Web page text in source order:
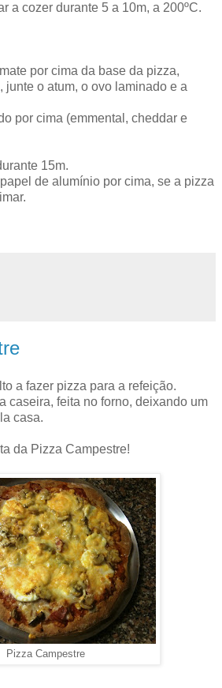
a cozer durante 5 a 10m, a 200ºC.
por cima da base da pizza,
junte o atum, o ovo laminado e a
por cima (emmental, cheddar e
15m.
de alumínio por cima, se a pizza
a fazer pizza para a refeição.
caseira, feita no forno, deixando um
casa.
da Pizza Campestre!
Pizza Campestre